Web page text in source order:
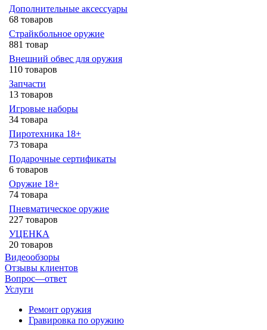
Дополнительные аксессуары
68 товаров
Страйкбольное оружие
881 товар
Внешний обвес для оружия
110 товаров
Запчасти
13 товаров
Игровые наборы
34 товара
Пиротехника 18+
73 товара
Подарочные сертификаты
6 товаров
Оружие 18+
74 товара
Пневматическое оружие
227 товаров
УЦЕНКА
20 товаров
Видеообзоры
Отзывы клиентов
Вопрос—ответ
Услуги
Ремонт оружия
Гравировка по оружию